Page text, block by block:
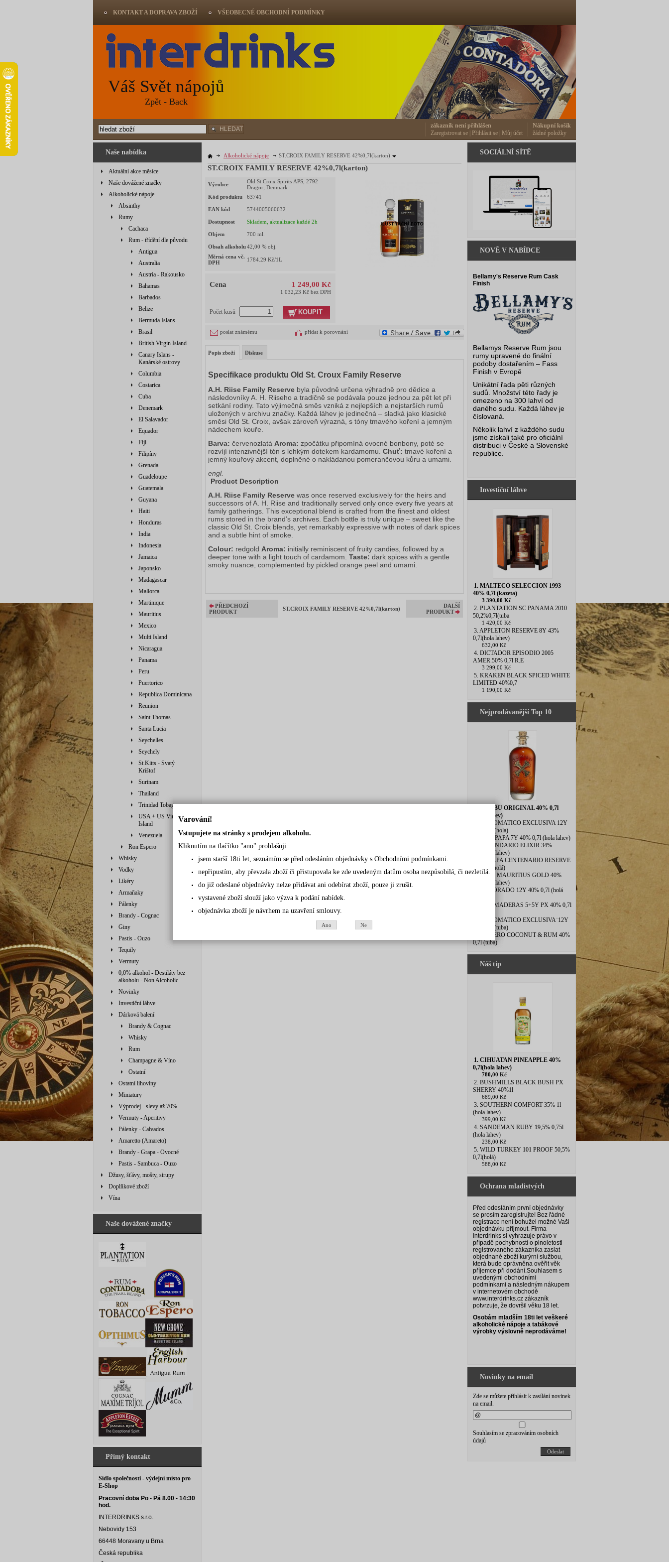
Naše nabídka
Aktuální akce měsíce
Naše dovážené značky
Alkoholické nápoje
Absinthy
Rumy
Cachaca
Rum - třídění dle původu
Antigua
Australia
Austria - Rakousko
Bahamas
Barbados
Belize
Bermuda Islans
Brasil
British Virgin Island
Canary Islans -
Kanárské ostrovy
Columbia
Costarica
Cuba
Denemark
El Salavador
Equador
Fiji
Filipíny
Grenada
Guadeloupe
Guatemala
Guyana
Haiti
Honduras
India
Indonesia
Jamaica
Japonsko
Madagascar
Mallorca
Martinique
Mauritius
Mexico
Multi Island
Nicaragua
Panama
Peru
Puertorico
Republica Dominicana
Reunion
Saint Thomas
Santa Lucia
Seychelles
Seychely
St.Kitts - Svatý
Krištof
Surinam
Thailand
Trinidad Tobago
USA + US Virgin
Island
Venezuela
Ron Espero
Whisky
Vodky
Likéry
Armaňaky
Pálenky
Brandy - Cognac
Giny
Pastis - Ouzo
Tequily
Vermuty
0,0% alkohol - Destiláty bez
alkoholu - Non Alcoholic
Novinky
Investiční láhve
Dárková balení
Brandy & Cognac
Whisky
Rum
Champagne & Víno
Ostatní
Ostatní lihoviny
Miniatury
Výprodej - slevy až 70%
Vermuty - Aperitivy
Pálenky - Calvados
Amaretto (Amareto)
Brandy - Grapa - Ovocné
Pastis - Sambuca - Ouzo
Džusy, šťávy, mošty, sirupy
Doplňkové zboží
Vína
Naše dovážené značky
Přímý kontakt
Sídlo společnosti - výdejní místo pro
E-Shop
Pracovní doba Po - Pá 8.00 - 14:30
hod.
INTERDRINKS s.r.o.
Nebovidy 153
66448 Moravany u Brna
Česká republika
Alkoholické nápoje ST.CROIX FAMILY RESERVE 42%0,7l(karton)
ST.CROIX FAMILY RESERVE 42%0,7l(karton)
Výrobce
Old St.Croix Spirits APS, 2792
Dragor, Denmark
Kód produktu
63741
EAN kód 5744005060632
Dostupnost Skladem, aktualizace každé 2h
Objem 700 ml.
Obsah alkoholu42,00 % obj.
Měrná cena vč.
DPH
1784.29 Kč/1L
Cena 1 249,00 Kč
1 032,23 Kč bez DPH
Počet kusů KOUPIT
poslat známému přidat k porovnání
Popis zboží Diskuse
Specifikace produktu Old St. Croux Family Reserve
A.H. Riise Family Reserve byla původně určena výhradně pro dědice a
následovníky A. H. Riiseho a tradičně se podávala pouze jednou za pět let při
setkání rodiny. Tato výjimečná směs vzniká z nejlepších a nejstarších rumů
uložených v archivu značky. Každá láhev je jedinečná – sladká jako klasické
směsi Old St. Croix, avšak zároveň výrazná, s tóny tmavého koření a jemným
nádechem kouře.
Barva: červenozlatá Aroma: zpočátku připomíná ovocné bonbony, poté se
rozvíjí intenzivnější tón s lehkým dotekem kardamomu. Chuť: tmavé koření a
jemný kouřový akcent, doplněné o nakládanou pomerančovou kůru a umami.
engl.
Product Description
A.H. Riise Family Reserve was once reserved exclusively for the heirs and
successors of A. H. Riise and traditionally served only once every five years at
family gatherings. This exceptional blend is crafted from the finest and oldest
rums stored in the brand’s archives. Each bottle is truly unique – sweet like the
classic Old St. Croix blends, yet remarkably expressive with notes of dark spices
and a subtle hint of smoke.
Colour: redgold Aroma: initially reminiscent of fruity candies, followed by a
deeper tone with a light touch of cardamom. Taste: dark spices with a gentle
smoky nuance, complemented by pickled orange peel and umami.
PŘEDCHOZÍ
PRODUKT
ST.CROIX FAMILY RESERVE 42%0,7l(karton)
DALŠÍ
PRODUKT
SOCIÁLNÍ SÍTĚ
NOVĚ V NABÍDCE
Bellamy's Reserve Rum Cask
Finish
Bellamys Reserve Rum jsou
rumy upravené do finální
podoby dostařením – Fass
Finish v Evropě
Unikátní řada pěti různých
sudů. Množství této řady je
omezeno na 300 lahví od
daného sudu. Každá láhev je
číslovaná.
Několik lahví z každého sudu
jsme získali také pro oficiální
distribuci v České a Slovenské
republice.
Investiční láhve
1. MALTECO SELECCION 1993
40% 0,7l (kazeta)
3 390,00 Kč
2. PLANTATION SC PANAMA 2010
50,2%0,7l(tuba
1 420,00 Kč
3. APPLETON RESERVE 8Y 43%
0,7l(hola lahev)
632,00 Kč
4. DICTADOR EPISODIO 2005
AMER.50% 0,7l R.E
3 299,00 Kč
5. KRAKEN BLACK SPICED WHITE
LIMITED 40%0,7
1 190,00 Kč
Nejprodávanější Top 10
1. BUMBU ORIGINAL 40% 0,7l
(hola lahev)
2. DIPLOMATICO EXCLUSIVA 12Y
40% 0,7l(hola)
3. DON PAPA 7Y 40% 0,7l (hola lahev)
4. LEGENDARIO ELIXIR 34%
0,7l(hola lahev)
5. ZACAPA CENTENARIO RESERVE
40% 1l (holá)
6. BLUE MAURITIUS GOLD 40%
0,7l(hola lahev)
7. EL DORADO 12Y 40% 0,7l (holá
8. DOS MADERAS 5+5Y PX 40% 0,7l
9. DIPLOMATICO EXCLUSIVA˙12Y
40% 0,7l(tuba)
10. ESPERO COCONUT & RUM 40%
0,7l (tuba)
Náš tip
1. CIHUATAN PINEAPPLE 40%
0,7l(hola lahev)
780,00 Kč
2. BUSHMILLS BLACK BUSH PX
SHERRY 40%1l
689,00 Kč
3. SOUTHERN COMFORT 35% 1l
(hola lahev)
399,00 Kč
4. SANDEMAN RUBY 19,5% 0,75l
(hola lahev)
238,00 Kč
5. WILD TURKEY 101 PROOF 50,5%
0,7l(holá)
588,00 Kč
Ochrana mladistvých
Před odesláním první objednávky
se prosím zaregistrujte! Bez řádné
registrace není bohužel možné Vaši
objednávku přijmout. Firma
Interdrinks si vyhrazuje právo v
případě pochybností o plnoletosti
registrovaného zákazníka zaslat
objednané zboží kurýrní službou,
která bude oprávněna ověřit věk
příjemce při dodání.Souhlasem s
uvedenými obchodními
podmínkami a následným nákupem
v internetovém obchodě
www.interdrinks.cz zákazník
potvrzuje, že dovršil věku 18 let.
Osobám mladším 18ti let veškeré
alkoholické nápoje a tabákové
výrobky výslovně neprodáváme!
Novinky na email
Zde se můžete přihlásit k zasílání novinek
na email.
Souhlasím se zpracováním osobních
údajů
Odeslat
KONTAKT A DOPRAVA ZBOŽÍ VŠEOBECNÉ OBCHODNÍ PODMÍNKY
Váš Svět nápojů
Zpět - Back
HLEDAT
Nákupní košík
žádné položky
zákazník není přihlášen
Zaregistrovat se
Přihlásit se Můj účet
Varování!
Vstupujete na stránky s prodejem alkoholu.
Kliknutím na tlačítko "ano" prohlašuji:
jsem starší 18ti let, seznámím se před odesláním objednávky s Obchodními podmínkami.
nepřipustím, aby převzala zboží či přistupovala ke zde uvedeným datům osoba nezpůsobilá, či nezletilá.
do již odeslané objednávky nelze přidávat ani odebírat zboží, pouze ji zrušit.
vystavené zboží slouží jako výzva k podání nabídek.
objednávka zboží je návrhem na uzavření smlouvy.
Ano Ne